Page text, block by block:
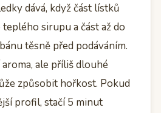
dává, když část lístků
sirupu a část až do
těsně před podáváním.
ale příliš dlouhé
způsobit hořkost. Pokud
profil, stačí 5 minut